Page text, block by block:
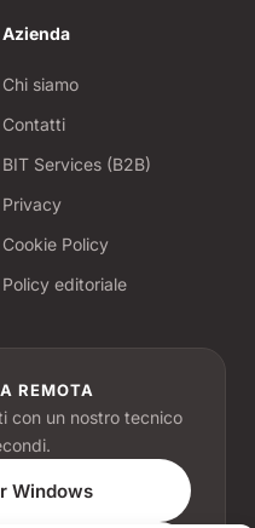
Azienda
Chi siamo
Contatti
BIT Services (B2B)
Privacy
Cookie Policy
Policy editoriale
REMOTA
con un nostro tecnico
Windows